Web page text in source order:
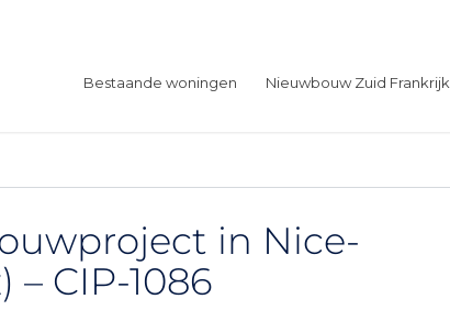
Bestaande woningen Nieuwbouw Zuid Frankrijk
in Nice-
CIP-1086